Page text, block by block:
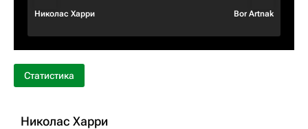
Николас Харри Bor Artnak
Статистика
Николас Харри